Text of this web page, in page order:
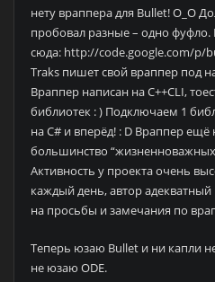
нету враппера для Bullet! O_O
пробовал разные – одно фуфло.
сюда: http://code.google.com/p/
Traks пишет свой враппер под
Враппер написан на C++CLI,
библиотек : ) Подключаем 1
на C# и вперёд! : D Враппер ещё
большинство
Активность у проекта очень
каждый день, автор адекватный
на просьбы и замечания по
Теперь юзаю Bullet и ни капли
не юзаю ODE.